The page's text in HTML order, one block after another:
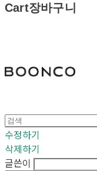
Cart장바구니
수정하기
삭제하기
글쓴이